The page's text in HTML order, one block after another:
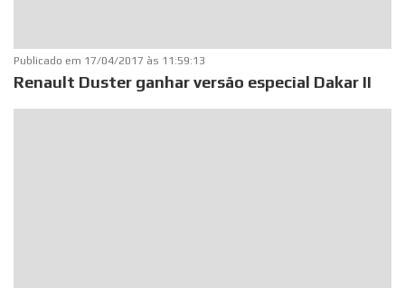
Publicado em 17/04/2017 às 11:59:13
Renault Duster ganhar versão especial Dakar II